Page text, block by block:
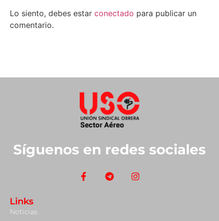
Lo siento, debes estar conectado para publicar un
comentario.
Síguenos en redes sociales
Links
Noticias